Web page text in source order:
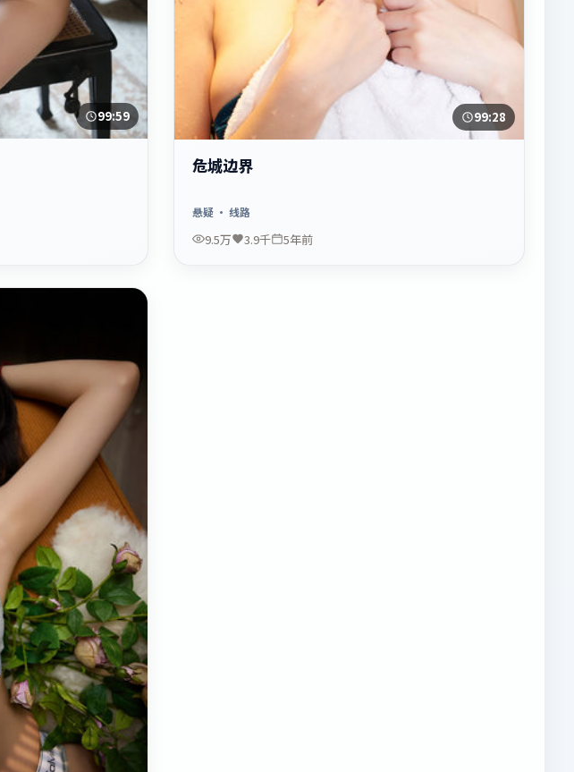
99:59 99:28
危城边界
悬疑 · 线路
9.5万 3.9千 5年前